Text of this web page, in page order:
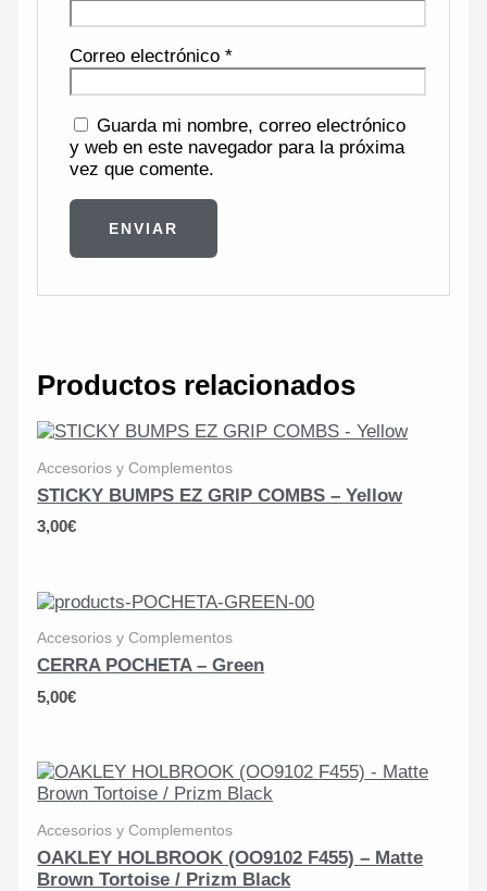
Correo electrónico *
Guarda mi nombre, correo electrónico
y web en este navegador para la próxima
vez que comente.
Productos relacionados
Accesorios y Complementos
STICKY BUMPS EZ GRIP COMBS – Yellow
3,00€
Accesorios y Complementos
CERRA POCHETA – Green
5,00€
Accesorios y Complementos
OAKLEY HOLBROOK (OO9102 F455) – Matte
Brown Tortoise / Prizm Black